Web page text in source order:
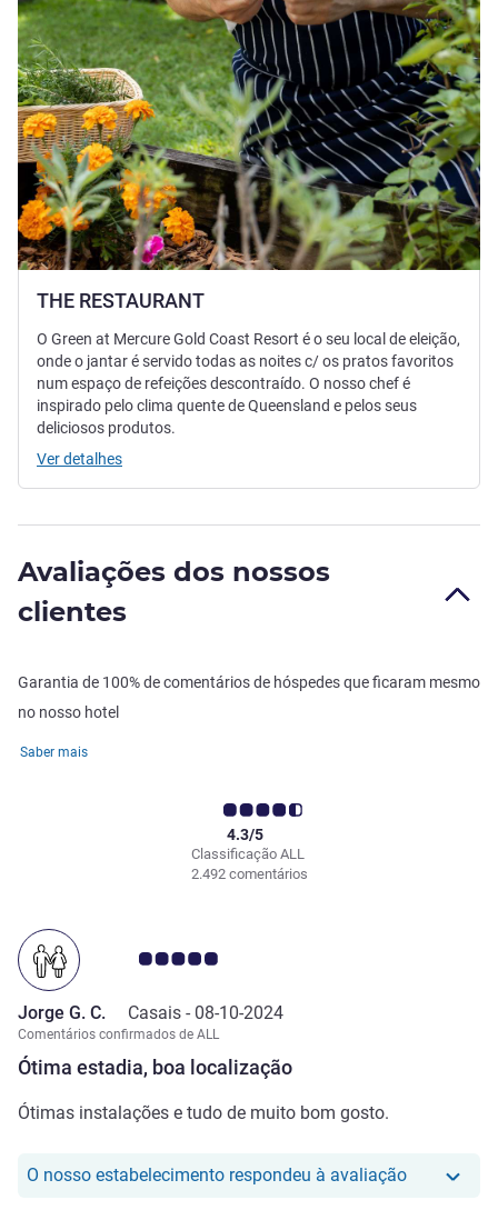
THE RESTAURANT
O Green at Mercure Gold Coast Resort é o seu local de eleição,
onde o jantar é servido todas as noites c/ os pratos favoritos
num espaço de refeições descontraído. O nosso chef é
inspirado pelo clima quente de Queensland e pelos seus
deliciosos produtos.
Ver detalhes
Avaliações dos nossos
clientes
Garantia de 100% de comentários de hóspedes que ficaram mesmo
no nosso hotel
Saber mais
Classificação ALL
4.3/5
2.492 comentários
Ótima estadia, boa localização
Nota clientes Avis 5.0/5
Jorge G. C. Casais - 08-10-2024
Comentários confirmados de ALL
Ótimas instalações e tudo de muito bom gosto.
O nosso estabelecimento respondeu à avaliaçãoO nosso